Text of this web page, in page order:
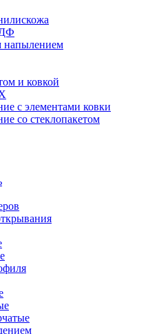
напылением
и ковкой
с элементами ковки
со стеклопакетом